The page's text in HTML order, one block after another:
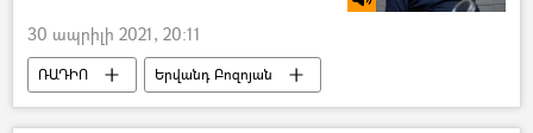
30 ապրիլի 2021, 20:11
ՌԱԴԻՈ
Երվանդ Բոզոյան
Ընտրություններ